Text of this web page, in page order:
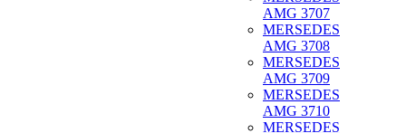
AMG 3707
MERSEDES
AMG 3708
MERSEDES
AMG 3709
MERSEDES
AMG 3710
MERSEDES